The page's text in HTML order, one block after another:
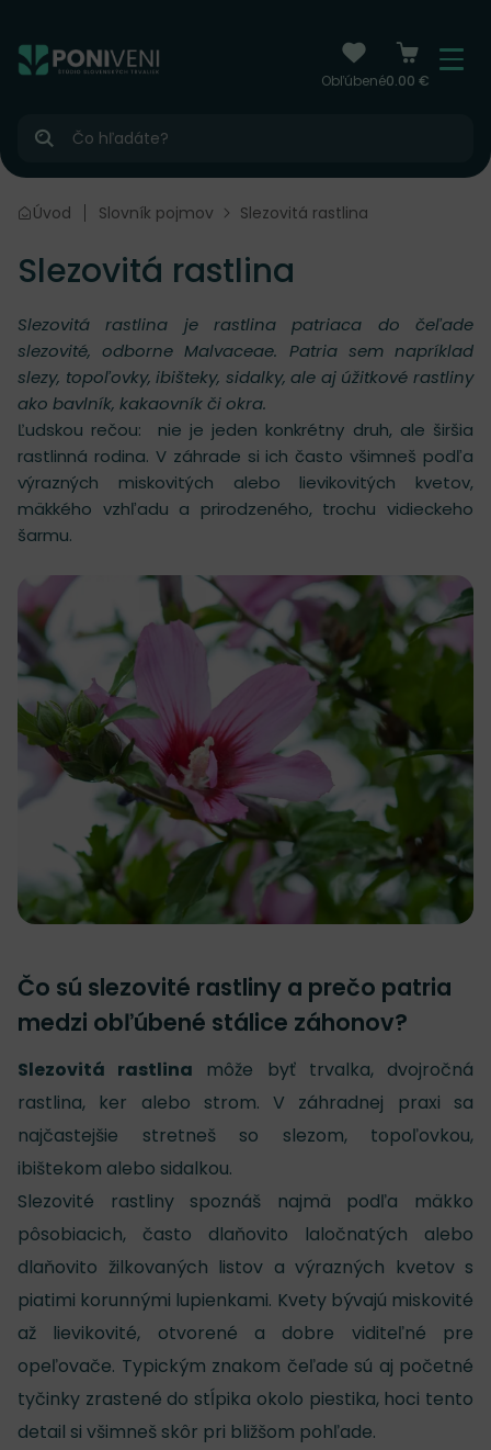
Obľúbené0.00 €
Menu
Hľadať
Úvod Slovník pojmov Slezovitá rastlina
Slezovitá rastlina
Slezovitá rastlina je rastlina patriaca do čeľade
slezovité, odborne Malvaceae. Patria sem napríklad
slezy, topoľovky, ibišteky, sidalky, ale aj úžitkové rastliny
ako bavlník, kakaovník či okra.
Ľudskou rečou: nie je jeden konkrétny druh, ale širšia
rastlinná rodina. V záhrade si ich často všimneš podľa
výrazných miskovitých alebo lievikovitých kvetov,
mäkkého vzhľadu a prirodzeného, trochu vidieckeho
šarmu.
Čo sú slezovité rastliny a prečo patria
medzi obľúbené stálice záhonov?
Slezovitá rastlina môže byť trvalka, dvojročná
rastlina, ker alebo strom. V záhradnej praxi sa
najčastejšie stretneš so slezom, topoľovkou,
ibištekom alebo sidalkou.
Slezovité rastliny spoznáš najmä podľa mäkko
pôsobiacich, často dlaňovito laločnatých alebo
dlaňovito žilkovaných listov a výrazných kvetov s
piatimi korunnými lupienkami. Kvety bývajú miskovité
až lievikovité, otvorené a dobre viditeľné pre
opeľovače. Typickým znakom čeľade sú aj početné
tyčinky zrastené do stĺpika okolo piestika, hoci tento
detail si všimneš skôr pri bližšom pohľade.